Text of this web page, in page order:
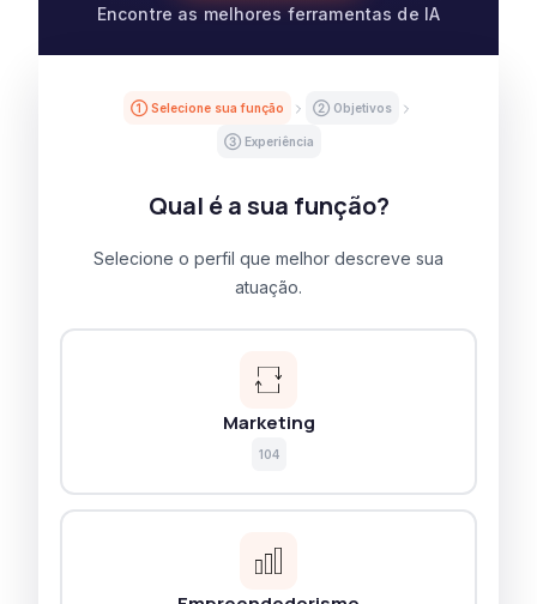
Encontre as melhores ferramentas de IA
① Selecione sua função ② Objetivos
③ Experiência
Qual é a sua função?
Selecione o perfil que melhor descreve sua
atuação.
Marketing
104